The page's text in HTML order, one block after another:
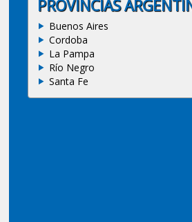
PROVINCIAS
Buenos Aires
Cordoba
La Pampa
Río Negro
Santa Fe